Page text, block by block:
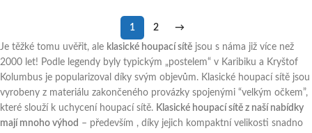
1 2
→
Je těžké tomu uvěřit, ale klasické houpací sítě jsou s náma již více než
2000 let! Podle legendy byly typickým „postelem“ v Karibiku a Kryštof
Kolumbus je popularizoval díky svým objevům. Klasické houpací sítě jsou
vyrobeny z materiálu zakončeného provázky spojenými “velkým očkem”,
které slouží k uchycení houpací sítě. Klasické houpací sítě z naší nabídky
mají mnoho výhod – především , díky jejich kompaktní velikosti snadno